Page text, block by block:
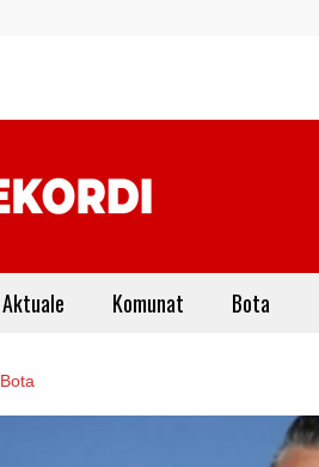
Aktuale Komunat Bota
Bota